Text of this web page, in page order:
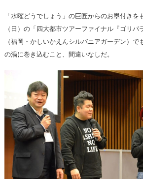
「水曜どうでしょう」の巨匠からのお墨付きを
（日）の「四大都市ツアーファイナル『ゴリパ
（福岡・かしいかえんシルバニアガーデン）で
の渦に巻き込むこと、間違いなしだ。